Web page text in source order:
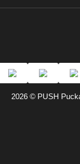
2026 © PUSH